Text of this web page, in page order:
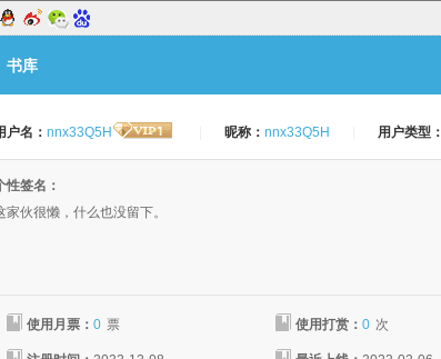
书库
户名： nnx33Q5H 昵称： nnx33Q5H 用户类型：
性签名：
家伙很懒，什么也没留下。
使用月票： 0 票 使用打赏：0 次